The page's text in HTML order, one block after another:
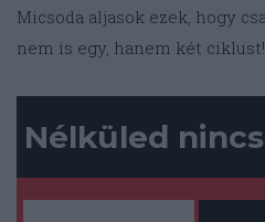
Micsoda aljasok ezek, hogy
nem is egy, hanem két ciklust!
Nélküled